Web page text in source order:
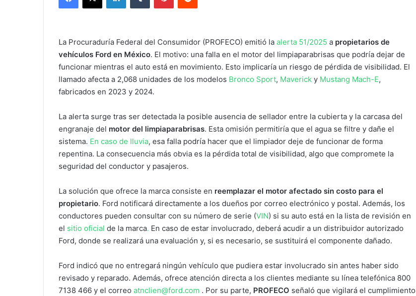
La Procuraduría Federal del Consumidor (PROFECO) emitió la alerta 51/2025 a propietarios de
vehículos Ford en México. El motivo: una falla en el motor del limpiaparabrisas que podría dejar de
funcionar mientras el auto está en movimiento. Esto implicaría un riesgo de pérdida de visibilidad. El
llamado afecta a 2,068 unidades de los modelos Bronco Sport, Maverick y Mustang Mach-E,
fabricados en 2023 y 2024.
La alerta surge tras ser detectada la posible ausencia de sellador entre la cubierta y la carcasa del
engranaje del motor del limpiaparabrisas. Esta omisión permitiría que el agua se filtre y dañe el
sistema. En caso de lluvia, esa falla podría hacer que el limpiador deje de funcionar de forma
repentina. La consecuencia más obvia es la pérdida total de visibilidad, algo que compromete la
seguridad del conductor y pasajeros.
La solución que ofrece la marca consiste en reemplazar el motor afectado sin costo para el
propietario. Ford notificará directamente a los dueños por correo electrónico y postal. Además, los
conductores pueden consultar con su número de serie (VIN) si su auto está en la lista de revisión en
el sitio oficial de la marca. En caso de estar involucrado, deberá acudir a un distribuidor autorizado
Ford, donde se realizará una evaluación y, si es necesario, se sustituirá el componente dañado.
Ford indicó que no entregará ningún vehículo que pudiera estar involucrado sin antes haber sido
revisado y reparado. Además, ofrece atención directa a los clientes mediante su línea telefónica 800
7138 466 y el correo atnclien@ford.com . Por su parte, PROFECO señaló que vigilará el cumplimiento